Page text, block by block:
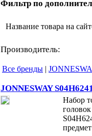
Фильтр по
Название товара на
Производитель:
Все бренды |
JONNESWAY
Набор
предмет